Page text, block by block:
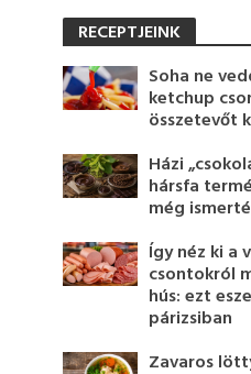
RECEPTJEINK
Soha ne
ketchup
összetevőt
Házi
hársfa
még
Így néz ki a
csontokról
hús: ezt
párizsiban
Zavaros